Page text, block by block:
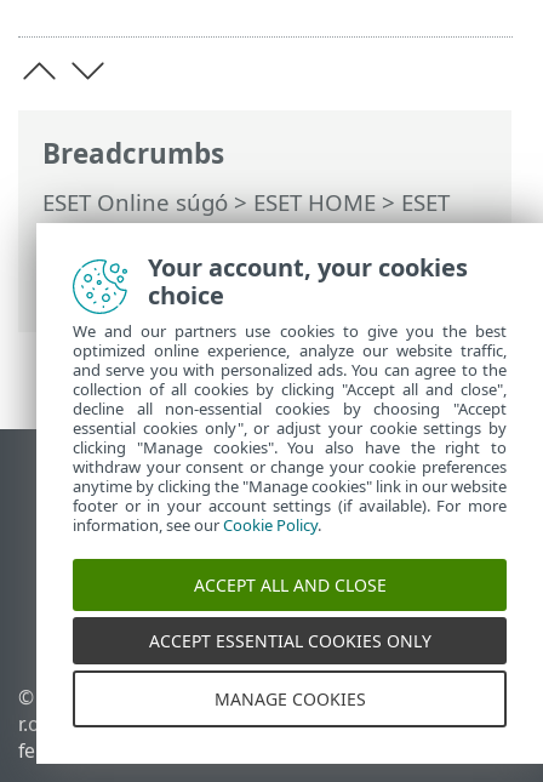
Breadcrumbs
ESET Online súgó>ESET HOME>ESET
HOME használat>Előfizetések és
előfizetés-kezelés> Előfizetés
hozzáadása
Asztali webhely megtekintése
End of Life
Az ESET tudásbázisa
ESET Fórum
ESET Status Portal
Regionális támogatás
© 1992 - 2026 ESET, spol. s
r.o. – Minden jog
fenntartva.
Cookie-szabályzat
Your account, your cookies
choice
We and our partners use cookies to give you the best
optimized online experience, analyze our website traffic,
and serve you with personalized ads. You can agree to the
collection of all cookies by clicking "Accept all and close",
decline all non-essential cookies by choosing "Accept
essential cookies only", or adjust your cookie settings by
clicking "Manage cookies". You also have the right to
withdraw your consent or change your cookie preferences
anytime by clicking the "Manage cookies" link in our website
footer or in your account settings (if available). For more
information, see ourCookie Policy.
ACCEPT ALL AND CLOSE
ACCEPT ESSENTIAL COOKIES ONLY
MANAGE COOKIES